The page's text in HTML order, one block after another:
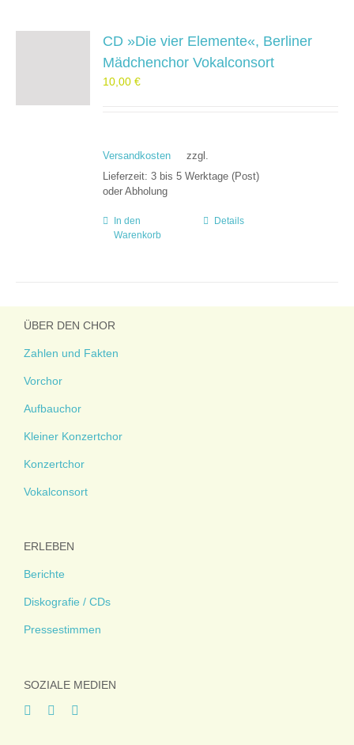
CD »Die vier Elemente«, Berliner
Mädchenchor Vokalconsort
10,00€
zzgl.
Versandkosten
Lieferzeit:3 bis 5 Werktage (Post)
oder Abholung
In den
Warenkorb
Details
ÜBER DEN CHOR
Zahlen und Fakten
Vorchor
Aufbauchor
Kleiner Konzertchor
Konzertchor
Vokalconsort
ERLEBEN
Berichte
Diskografie / CDs
Pressestimmen
SOZIALE MEDIEN